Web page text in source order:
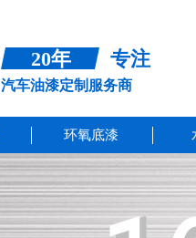
20年 专注
汽车油漆定制服务商
环氧底漆